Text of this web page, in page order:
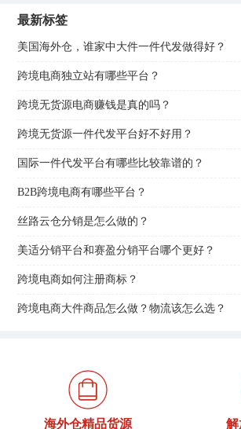
最新标签
美国海外仓，谁家中大件一件代发做得好？
跨境电商独立站有哪些平台？
跨境无货源电商赚钱是真的吗？
跨境无货源一件代发平台好不好用？
国际一件代发平台有哪些比较靠谱的？
B2B跨境电商有哪些平台？
丝路云仓分销是怎么做的？
美适分销平台和赛盈分销平台哪个更好？
跨境电商如何注册商标？
跨境电商大件商品怎么做？物流该怎么选？
海外仓精品货源 解